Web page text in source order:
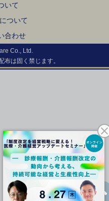
いて
ついて
合わせ
Co., Ltd.
布は固く禁じます。